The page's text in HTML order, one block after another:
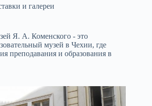
и галереи
Я. А. Коменского - это
музей в Чехии, где
преподавания и образования в